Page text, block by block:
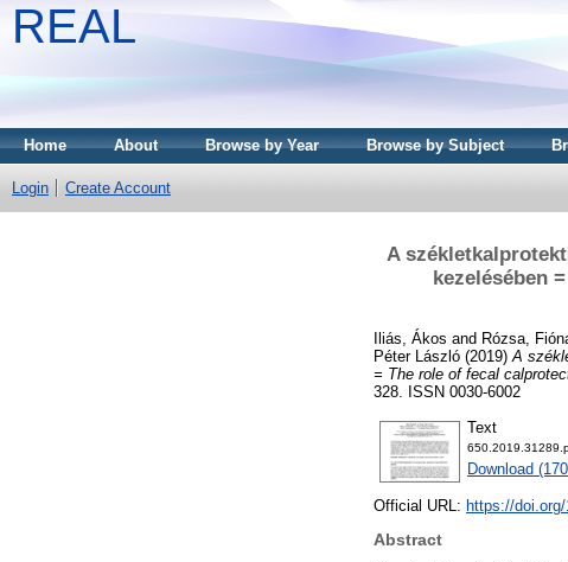
REAL
Home About Browse by Year Browse by Subject
Login Create Account
A
kezelésében
Iliás, Ákos and Rózsa,
Péter László (2019) A
= The role of fecal
328. ISSN 0030-6002
Text
Download
Official URL: https://
Abstract